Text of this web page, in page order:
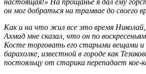
он мог добраться на трамвае до своего
Как и на что жил все это время
Ахмад мне сказал, что он по
Косте торговать его старыми вещами и
барахолке, известной в городе как
постояльцу от старика перепадает кое-